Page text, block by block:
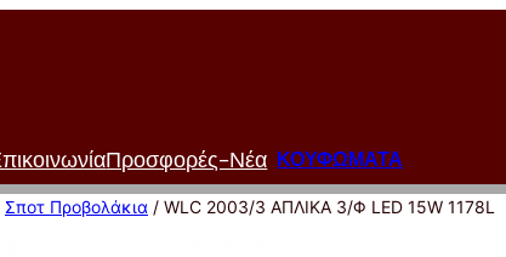
Προσφορές-Νέα ΚΟΥΦΩΜΑΤΑ
Σποτ Προβολάκια / WLC 2003/3 ΑΠΛΙΚΑ 3/Φ LED 15W 1178L